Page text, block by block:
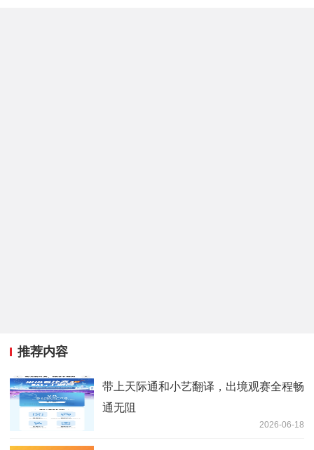
推荐内容
带上天际通和小艺翻译，出境观赛全程畅
通无阻
2026-06-18